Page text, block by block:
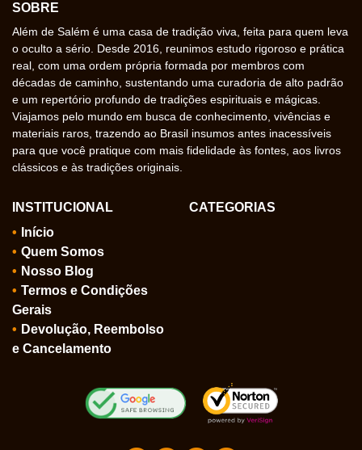
SOBRE
Além de Salém é uma casa de tradição viva, feita para quem leva
o oculto a sério. Desde 2016, reunimos estudo rigoroso e prática
real, com uma ordem própria formada por membros com
décadas de caminho, sustentando uma curadoria de alto padrão
e um repertório profundo de tradições espirituais e mágicas.
Viajamos pelo mundo em busca de conhecimento, vivências e
materiais raros, trazendo ao Brasil insumos antes inacessíveis
para que você pratique com mais fidelidade às fontes, aos livros
clássicos e às tradições originais.
INSTITUCIONAL
Início
Quem Somos
Nosso Blog
Termos e Condições
Gerais
Devolução, Reembolso
e Cancelamento
CATEGORIAS